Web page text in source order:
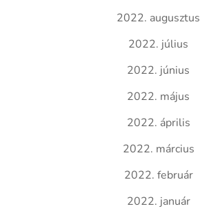
2022. augusztus
2022. július
2022. június
2022. május
2022. április
2022. március
2022. február
2022. január